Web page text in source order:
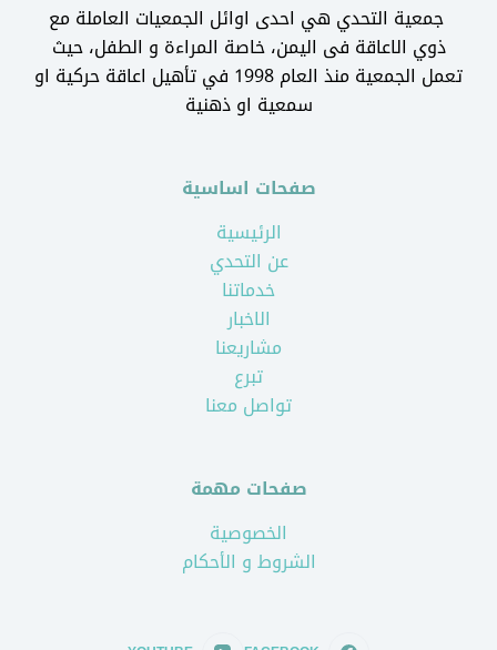
جمعية التحدي هي احدى اوائل الجمعيات العاملة مع
ذوي الاعاقة فى اليمن، خاصة المراءة و الطفل، حيث
تعمل الجمعية منذ العام 1998 في تأهيل اعاقة حركية او
سمعية او ذهنية
صفحات اساسية
الرئيسية
عن التحدي
خدماتنا
الاخبار
مشاريعنا
تبرع
تواصل معنا
صفحات مهمة
الخصوصية
الشروط و الأحكام